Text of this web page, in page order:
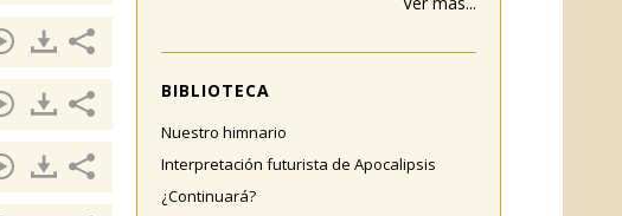
BIBLIOTECA
Nuestro himnario
Interpretación futurista de Apocalipsis
¿Continuará?